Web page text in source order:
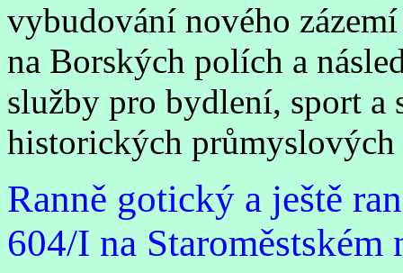
vybudování nového
na Borských polích a
služby pro bydlení, sport
historických průmyslových
Ranně gotický a ještě
604/I na Staroměstském